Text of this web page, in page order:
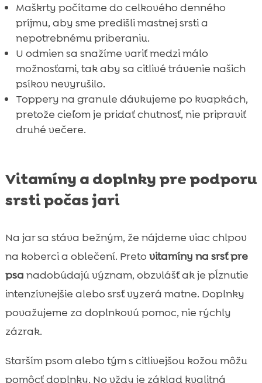
Maškrty počítame do celkového denného
príjmu, aby sme predišli mastnej srsti a
nepotrebnému priberaniu.
U odmien sa snažíme variť medzi málo
možnosťami, tak aby sa citlivé trávenie našich
psíkov nevyrušilo.
Toppery na granule dávkujeme po kvapkách,
pretože cieľom je pridať chutnosť, nie pripraviť
druhé večere.
Vitamíny a doplnky pre podporu
srsti počas jari
Na jar sa stáva bežným, že nájdeme viac chlpov
na koberci a oblečení. Preto vitamíny na srsť pre
psa nadobúdajú význam, obzvlášť ak je pĺznutie
intenzívnejšie alebo srsť vyzerá matne. Doplnky
považujeme za doplnkovú pomoc, nie rýchly
zázrak.
Starším psom alebo tým s citlivejšou kožou môžu
pomôcť doplnky. No vždy je základ kvalitná